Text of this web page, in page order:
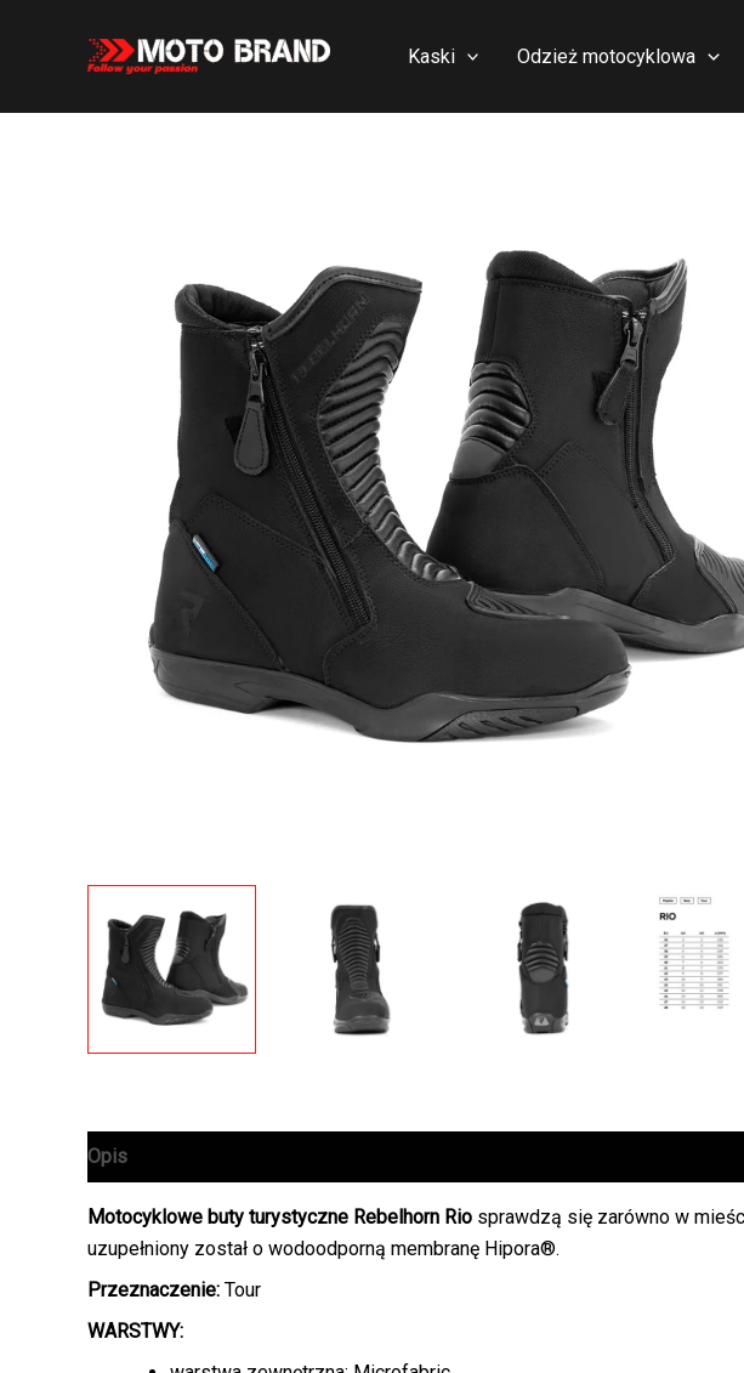
Kaski Odzież motocyklowa
Opis
Motocyklowe buty turystyczne Rebelhorn Rio sprawdzą się zarówno w
uzupełniony został o wodoodporną membranę Hipora®.
Przeznaczenie: Tour
WARSTWY: